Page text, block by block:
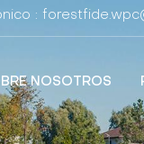
:
NOSOTROS